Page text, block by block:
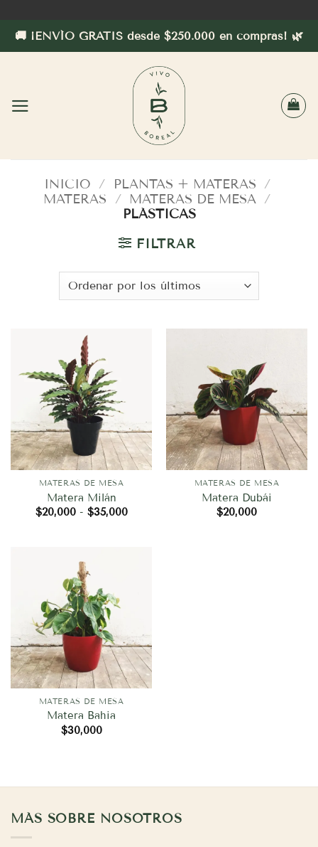
contenido
🚚 ¡ENVÍO GRATIS desde $250.000 en compras! 🌿
INICIO / PLANTAS + MATERAS /
MATERAS
/ MATERAS DE MESA /
PLÁSTICAS
FILTRAR
MATERAS DE MESA
Matera Milán
$20,000 - $35,000Rango
MATERAS DE MESA
Matera Dubái
$20,000
MATERAS DE MESA
Matera Bahia
$30,000
MÁS SOBRE NOSOTROS